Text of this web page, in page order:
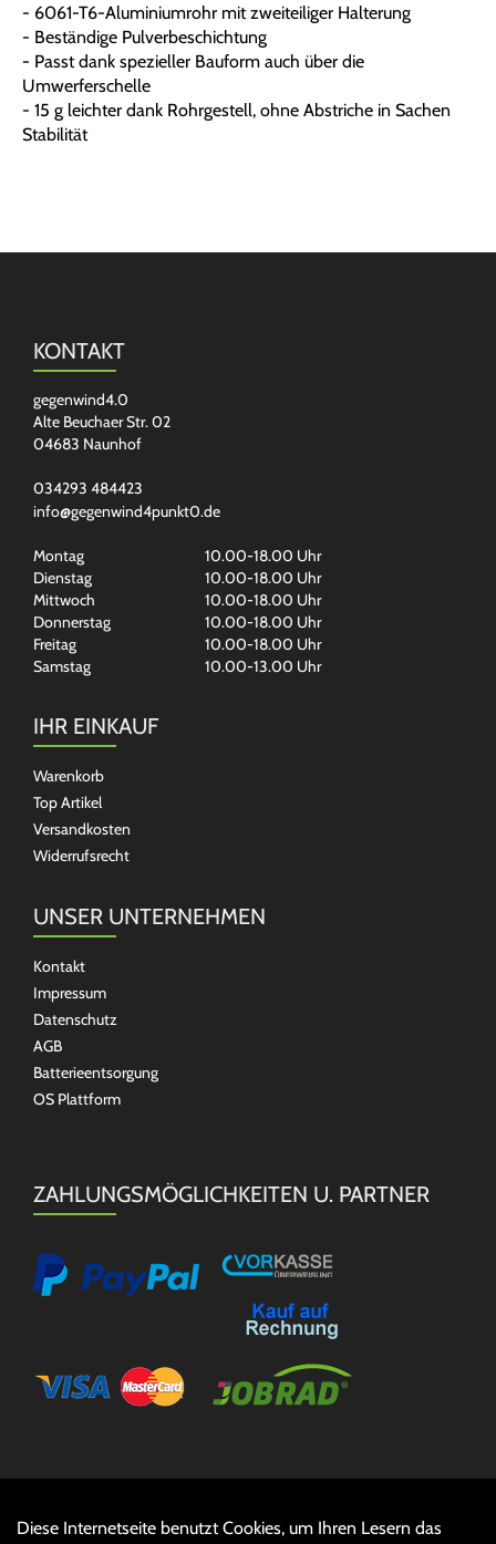
- 6061-T6-Aluminiumrohr mit zweiteiliger Halterung
- Beständige Pulverbeschichtung
- Passt dank spezieller Bauform auch über die
Umwerferschelle
- 15 g leichter dank Rohrgestell, ohne Abstriche in Sachen
Stabilität
KONTAKT
gegenwind4.0
Alte Beuchaer Str. 02
04683 Naunhof
034293 484423
info@gegenwind4punkt0.de
Montag
10.00-18.00 Uhr
Dienstag
10.00-18.00 Uhr
Mittwoch
10.00-18.00 Uhr
Donnerstag
10.00-18.00 Uhr
Freitag
10.00-18.00 Uhr
Samstag
10.00-13.00 Uhr
IHR EINKAUF
Warenkorb
Top Artikel
Versandkosten
Widerrufsrecht
UNSER UNTERNEHMEN
Kontakt
Impressum
Datenschutz
AGB
Batterieentsorgung
OS Plattform
ZAHLUNGSMÖGLICHKEITEN U. PARTNER
Diese Internetseite benutzt Cookies, um Ihren Lesern das
Auftrag widerrufen